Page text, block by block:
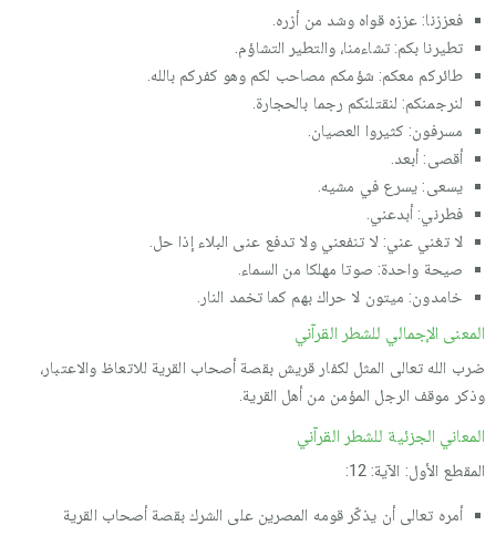
فعززنا: عززه قواه وشد من أزره.
تطيرنا بكم: تشاءمنا، والتطير التشاؤم.
طائركم معكم: شؤمكم مصاحب لكم وهو كفركم بالله.
لنرجمنكم: لنقتلنكم رجما بالحجارة.
مسرفون: كثيروا العصيان.
أقصى: أبعد.
يسعى: يسرع في مشيه.
فطرني: أبدعني.
لا تغني عني: لا تنفعني ولا تدفع عنى البلاء إذا حل.
صيحة واحدة: صوتا مهلكا من السماء.
خامدون: ميتون لا حراك بهم كما تخمد النار.
المعنى الإجمالي للشطر القرآني
ضرب الله تعالى المثل لكفار قريش بقصة أصحاب القرية للاتعاظ والاعتبار،
وذكر موقف الرجل المؤمن من أهل القرية.
المعاني الجزئية للشطر القرآني
المقطع الأول: الآية: 12:
أمره تعالى أن يذكّر قومه المصرين على الشرك بقصة أصحاب القرية